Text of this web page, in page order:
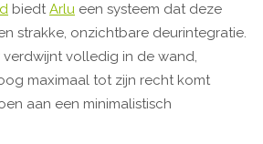
biedtArlu een systeem dat deze
strakke, onzichtbare deurintegratie.
verdwijnt volledig in de wand,
maximaal tot zijn recht komt
aan een minimalistisch